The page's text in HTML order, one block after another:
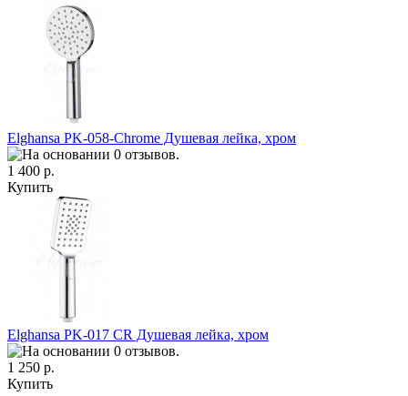
Elghansa PK-058-Chrome Душевая лейка, хром
1 400 р.
Купить
Elghansa PK-017 CR Душевая лейка, хром
1 250 р.
Купить